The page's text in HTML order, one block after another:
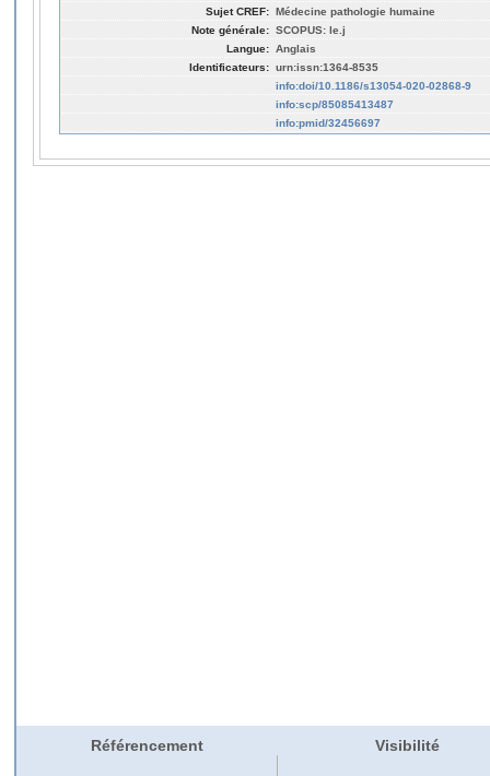
Sujet CREF: Médecine pathologie humaine
Note générale: SCOPUS: le.j
Langue: Anglais
Identificateurs: urn:issn:1364-8535
info:doi/10.1186/s13054-020-02868-9
info:scp/85085413487
info:pmid/32456697
Référencement Visibilité